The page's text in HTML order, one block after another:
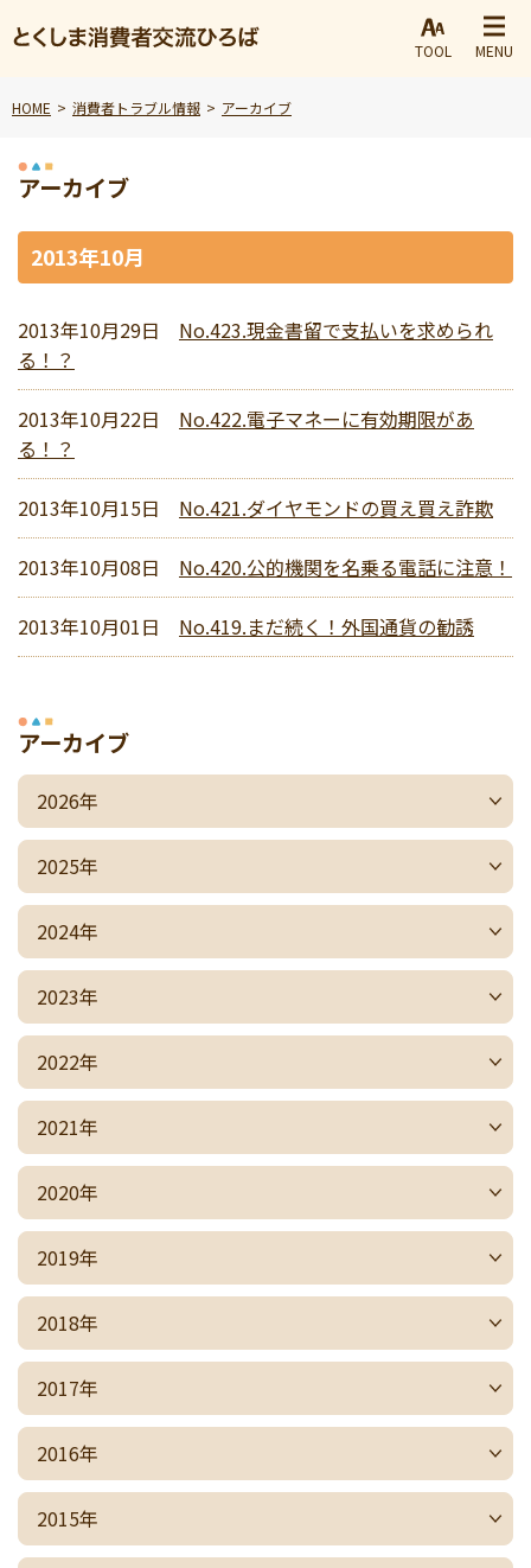
TOOL MENU
HOME 消費者トラブル情報 アーカイブ
アーカイブ
2013年10月
2013年10月29日
No.423.現金書留で支払いを求められ
る！？
2013年10月22日
No.422.電子マネーに有効期限があ
る！？
2013年10月15日 No.421.ダイヤモンドの買え買え詐欺
2013年10月08日 No.420.公的機関を名乗る電話に注意！
2013年10月01日 No.419.まだ続く！外国通貨の勧誘
アーカイブ
2026年
2025年
2024年
2023年
2022年
2021年
2020年
2019年
2018年
2017年
2016年
2015年